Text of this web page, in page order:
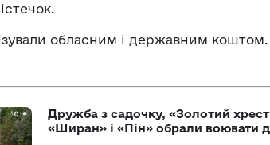
обласним і державним
Дружба з садочку, «Золотий
«Ширан» і «Пін» обрали воювати